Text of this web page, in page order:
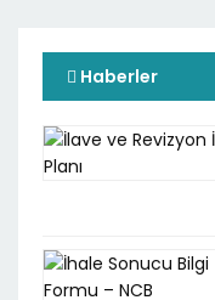
Haberler